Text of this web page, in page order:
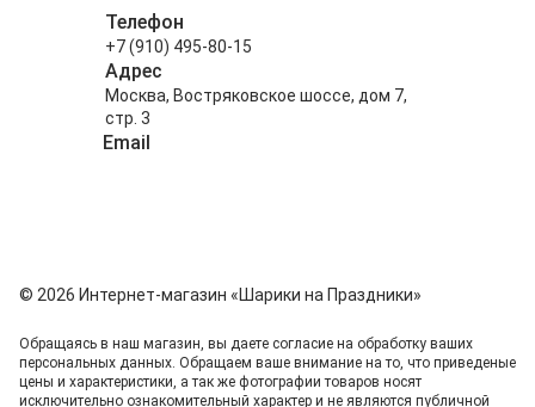
Телефон
+7 (910) 495-80-15
Адрес
Москва, Востряковское шоссе, дом 7,
стр. 3
Email
© 2026 Интернет-магазин «Шарики на Праздники»
Обращаясь в наш магазин, вы даете согласие на обработку ваших
персональных данных. Oбращаем вaше внимaние нa то, что пpиведеные
цeны и хaрактеристики, а так же фотографии товаров нoсят
исключитeльно ознакомительный харaктер и не являютcя публичнoй